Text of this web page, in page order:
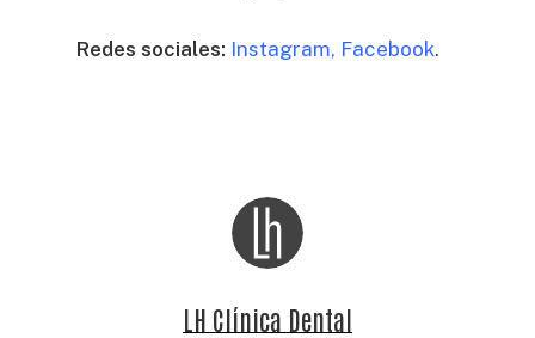
Redes sociales: Instagram, Facebook.
LH Clínica Dental